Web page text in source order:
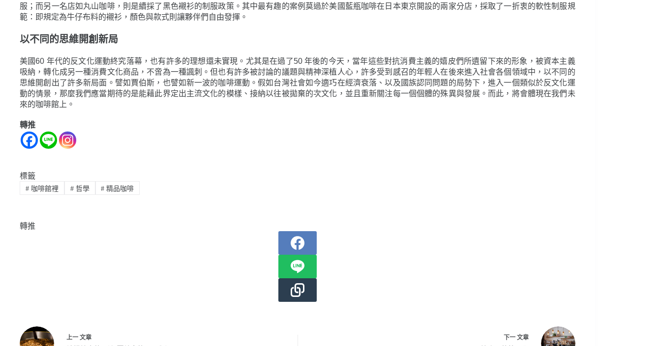
服；而另一名店如丸山咖啡，則是續採了黑色襯衫的制服政策。其中最有趣的案例莫過於美國藍瓶咖啡在日本東京開設的兩家分店，採取了一折衷的軟性制服規
範：即規定為牛仔布料的襯衫，顏色與款式則讓夥伴們自由發揮。
以不同的思維開創新局
美國60 年代的反文化運動終究落幕，也有許多的理想還未實現。尤其是在過了50 年後的今天，當年這些對抗消費主義的嬉皮們所遺留下來的形象，被資本主義
吸納，轉化成另一種消費文化商品，不啻為一種諷刺。但也有許多被討論的議題與精神深植人心，許多受到感召的年輕人在後來進入社會各個領域中，以不同的
思維開創出了許多新局面。譬如賈伯斯，也譬如新一波的咖啡運動。假如台灣社會如今適巧在經濟衰落、以及國族認同問題的局勢下，進入一個類似於反文化運
動的情景，那麼我們應當期待的是能藉此界定出主流文化的模樣、接納以往被拋棄的次文化，並且重新關注每一個個體的殊異與發展。而此，將會體現在我們未
來的咖啡館上。
轉推
標籤
#咖啡館裡 #哲學 # 精品咖啡
轉推
上一 文章 下一 文章